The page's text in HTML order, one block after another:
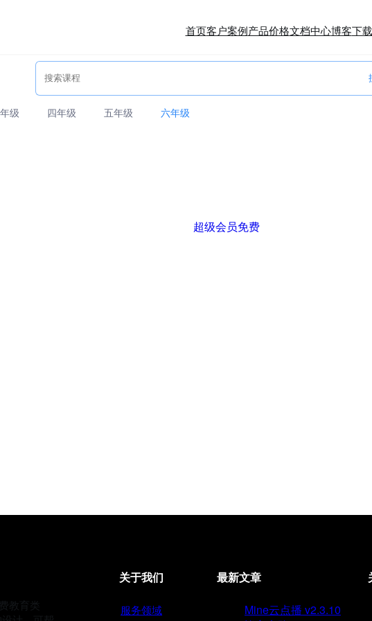
首页客户案例产品价格文档中心博客下载
级 四年级 五年级 六年级
超级会员免费
教育类
关于我们
服务领域
最新文章
Mine云点播 v2.3.10